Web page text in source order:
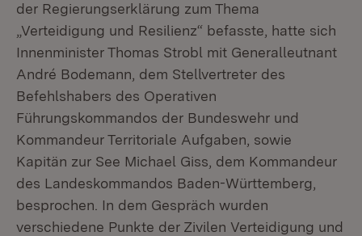
der Regierungserklärung zum Thema
„Verteidigung und Resilienz“ befasste, hatte sich
Innenminister Thomas Strobl mit Generalleutnant
André Bodemann, dem Stellvertreter des
Befehlshabers des Operativen
Führungskommandos der Bundeswehr und
Kommandeur Territoriale Aufgaben, sowie
Kapitän zur See Michael Giss, dem Kommandeur
des Landeskommandos Baden-Württemberg,
besprochen. In dem Gespräch wurden
verschiedene Punkte der Zivilen Verteidigung und